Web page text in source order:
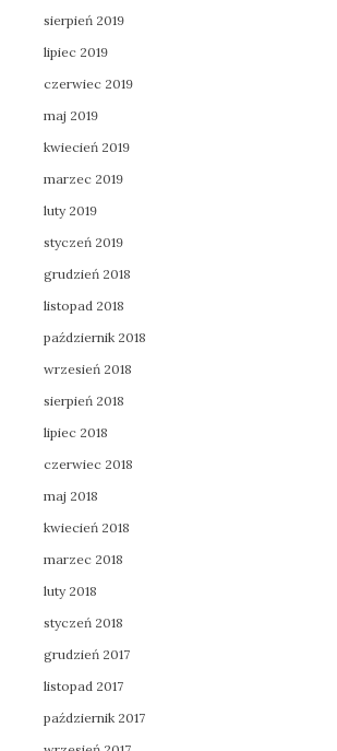
sierpień 2019
lipiec 2019
czerwiec 2019
maj 2019
kwiecień 2019
marzec 2019
luty 2019
styczeń 2019
grudzień 2018
listopad 2018
październik 2018
wrzesień 2018
sierpień 2018
lipiec 2018
czerwiec 2018
maj 2018
kwiecień 2018
marzec 2018
luty 2018
styczeń 2018
grudzień 2017
listopad 2017
październik 2017